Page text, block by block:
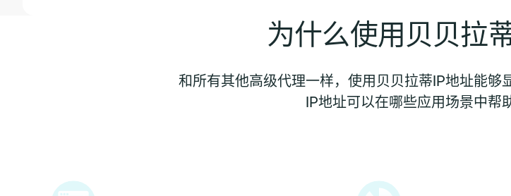
为什么使用贝贝拉
和所有其他高级代理一样，使用贝贝拉蒂IP地址能
IP地址可以在哪些应用场景中帮